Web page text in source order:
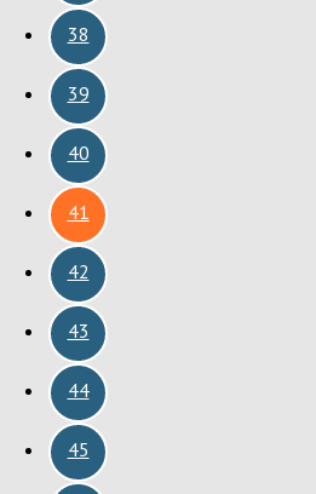
38
39
40
41
42
43
44
45